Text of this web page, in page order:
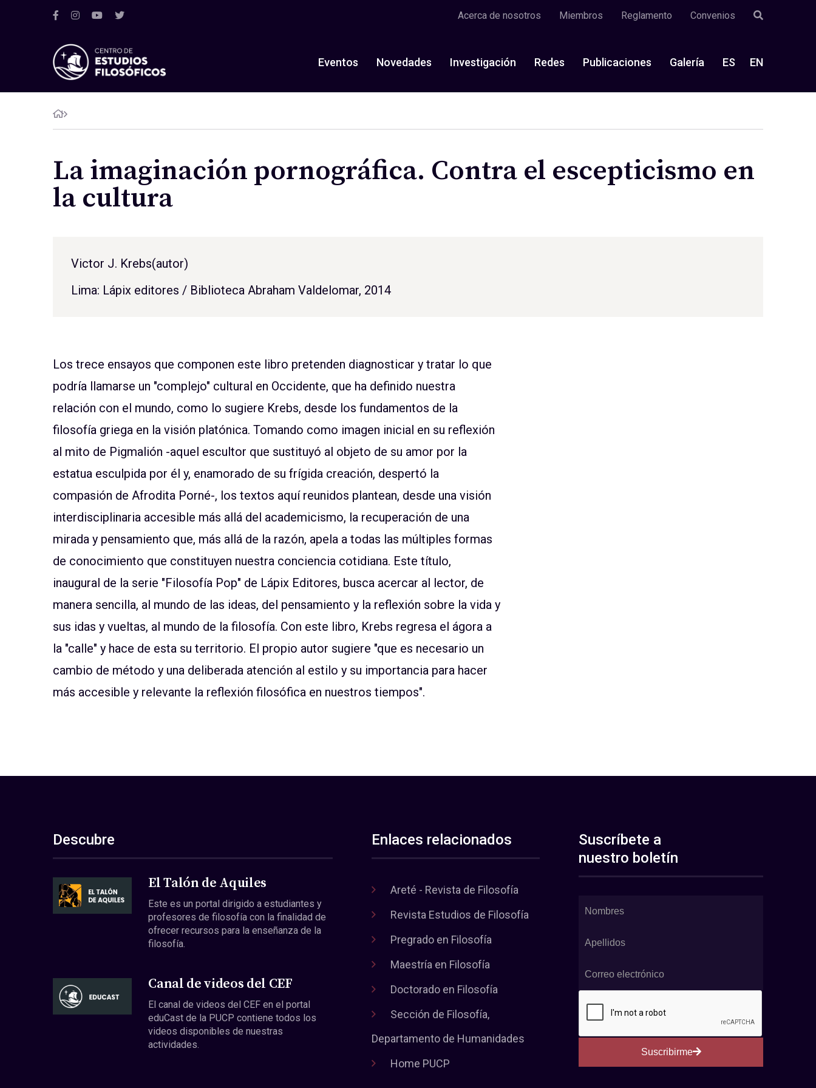
Acerca de nosotros Miembros Reglamento Convenios
Eventos Novedades Investigación Redes Publicaciones Galería ES EN
La imaginación pornográfica. Contra el escepticismo en
la cultura
Victor J. Krebs(autor)
Lima: Lápix editores / Biblioteca Abraham Valdelomar, 2014
Los trece ensayos que componen este libro pretenden diagnosticar y tratar lo que
podría llamarse un "complejo" cultural en Occidente, que ha definido nuestra
relación con el mundo, como lo sugiere Krebs, desde los fundamentos de la
filosofía griega en la visión platónica. Tomando como imagen inicial en su reflexión
al mito de Pigmalión -aquel escultor que sustituyó al objeto de su amor por la
estatua esculpida por él y, enamorado de su frígida creación, despertó la
compasión de Afrodita Porné-, los textos aquí reunidos plantean, desde una visión
interdisciplinaria accesible más allá del academicismo, la recuperación de una
mirada y pensamiento que, más allá de la razón, apela a todas las múltiples formas
de conocimiento que constituyen nuestra conciencia cotidiana. Este título,
inaugural de la serie "Filosofía Pop" de Lápix Editores, busca acercar al lector, de
manera sencilla, al mundo de las ideas, del pensamiento y la reflexión sobre la vida y
sus idas y vueltas, al mundo de la filosofía. Con este libro, Krebs regresa el ágora a
la "calle" y hace de esta su territorio. El propio autor sugiere "que es necesario un
cambio de método y una deliberada atención al estilo y su importancia para hacer
más accesible y relevante la reflexión filosófica en nuestros tiempos".
Descubre
El Talón de Aquiles
Este es un portal dirigido a estudiantes y
profesores de filosofía con la finalidad de
ofrecer recursos para la enseñanza de la
filosofía.
Canal de videos del CEF
El canal de videos del CEF en el portal
eduCast de la PUCP contiene todos los
videos disponibles de nuestras
actividades.
Enlaces relacionados
Areté - Revista de Filosofía
Revista Estudios de Filosofía
Pregrado en Filosofía
Maestría en Filosofía
Doctorado en Filosofía
Sección de Filosofía,
Departamento de Humanidades
Home PUCP
Suscríbete a
nuestro boletín
Suscribirme